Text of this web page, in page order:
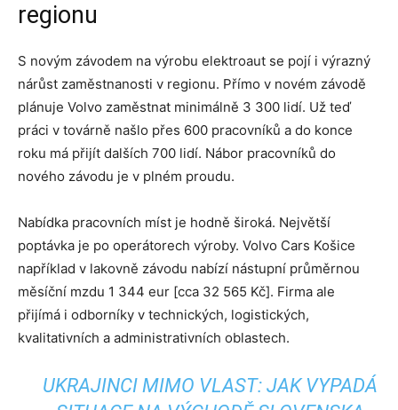
regionu
S novým závodem na výrobu elektroaut se pojí i výrazný
nárůst zaměstnanosti v regionu. Přímo v novém závodě
plánuje Volvo zaměstnat minimálně 3 300 lidí. Už teď
práci v továrně našlo přes 600 pracovníků a do konce
roku má přijít dalších 700 lidí. Nábor pracovníků do
nového závodu je v plném proudu.
Nabídka pracovních míst je hodně široká. Největší
poptávka je po operátorech výroby. Volvo Cars Košice
například v lakovně závodu nabízí nástupní průměrnou
měsíční mzdu 1 344 eur [cca 32 565 Kč]. Firma ale
přijímá i odborníky v technických, logistických,
kvalitativních a administrativních oblastech.
UKRAJINCI MIMO VLAST: JAK VYPADÁ